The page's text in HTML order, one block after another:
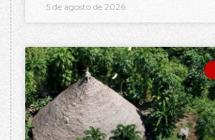
5 de agosto de 2026